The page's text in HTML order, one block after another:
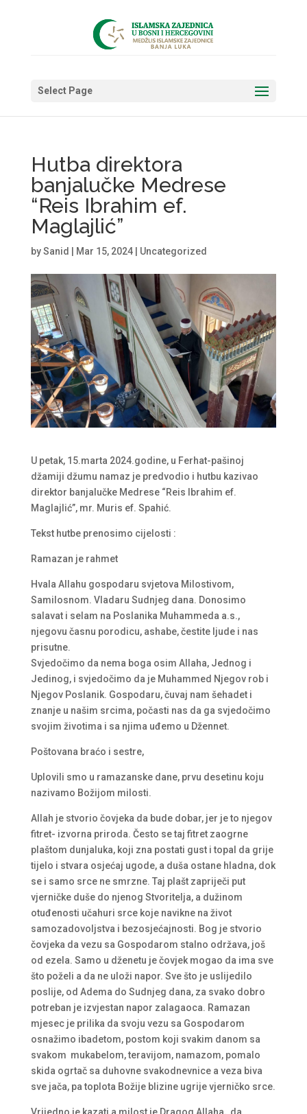
Select Page
Hutba direktora
banjalučke Medrese
“Reis Ibrahim ef.
Maglajlić”
bySanid Mar 15, 2024| Uncategorized
U petak, 15.marta 2024.godine, u Ferhat-pašinoj
džamiji džumu namaz je predvodio i hutbu kazivao
direktor banjalučke Medrese “Reis Ibrahim ef.
Maglajlić”, mr. Muris ef. Spahić.
Tekst hutbe prenosimo cijelosti :
Ramazan je rahmet
Hvala Allahu gospodaru svjetova Milostivom,
Samilosnom. Vladaru Sudnjeg dana. Donosimo
salavat i selam na Poslanika Muhammeda a.s.,
njegovu časnu porodicu, ashabe, čestite ljude i nas
prisutne.
Svjedočimo da nema boga osim Allaha, Jednog i
Jedinog, i svjedočimo da je Muhammed Njegov rob i
Njegov Poslanik. Gospodaru, čuvaj nam šehadet i
znanje u našim srcima, počasti nas da ga svjedočimo
svojim životima i sa njima uđemo u Džennet.
Poštovana braćo i sestre,
Uplovili smo u ramazanske dane, prvu desetinu koju
nazivamo Božijom milosti.
Allah je stvorio čovjeka da bude dobar, jer je to njegov
fitret- izvorna priroda. Često se taj fitret zaogrne
plaštom dunjaluka, koji zna postati gust i topal da grije
tijelo i stvara osjećaj ugode, a duša ostane hladna, dok
se i samo srce ne smrzne. Taj plašt zapriječi put
vjerničke duše do njenog Stvoritelja, a dužinom
otuđenosti učahuri srce koje navikne na život
samozadovoljstva i bezosjećajnosti. Bog je stvorio
čovjeka da vezu sa Gospodarom stalno održava, još
od ezela. Samo u dženetu je čovjek mogao da ima sve
što poželi a da ne uloži napor. Sve što je uslijedilo
poslije, od Adema do Sudnjeg dana, za svako dobro
potreban je izvjestan napor zalagaoca. Ramazan
mjesec je prilika da svoju vezu sa Gospodarom
osnažimo ibadetom, postom koji svakim danom sa
svakom mukabelom, teravijom, namazom, pomalo
skida ogrtač sa duhovne svakodnevnice a veza biva
sve jača, pa toplota Božije blizine ugrije vjerničko srce.